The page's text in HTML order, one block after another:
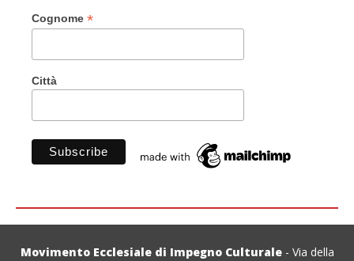
Cognome *
Città
Movimento Ecclesiale di Impegno Culturale- Via della